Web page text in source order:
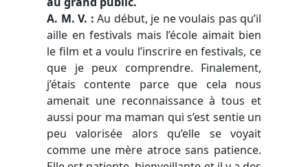
A. M. V. : Au début, je ne voulais pas qu’il
aille en festivals mais l’école aimait bien
le film et a voulu l’inscrire en festivals, ce
que je peux comprendre. Finalement,
j’étais contente parce que cela nous
amenait une reconnaissance à tous et
aussi pour ma maman qui s’est sentie un
peu valorisée alors qu’elle se voyait
comme une mère atroce sans patience.